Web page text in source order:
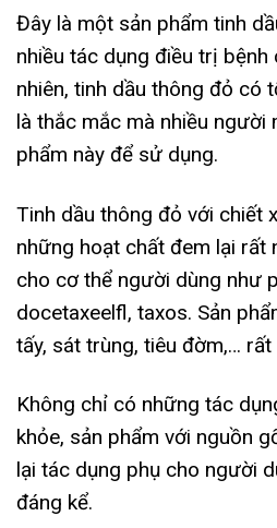
Đây là một sản phẩm tinh
nhiều tác dụng điều trị
nhiên, tinh dầu thông đỏ có
là thắc mắc mà nhiều người
phẩm này để sử dụng.
Tinh dầu thông đỏ với chiết
những hoạt chất đem lại rất
cho cơ thể người dùng như
docetaxeelfl, taxos. Sản
tấy, sát trùng, tiêu đờm,… rất
Không chỉ có những tác
khỏe, sản phẩm với nguồn
lại tác dụng phụ cho người
đáng kể.